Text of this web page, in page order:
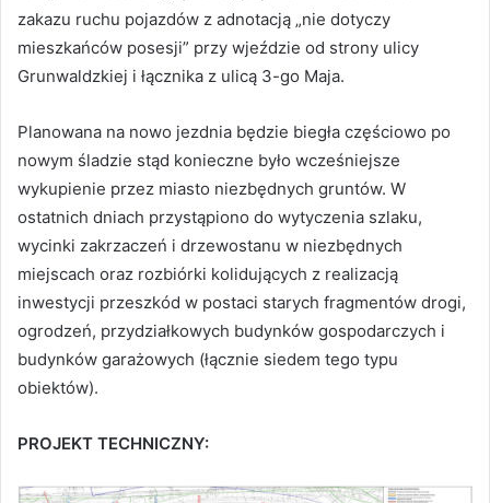
zakazu ruchu pojazdów z adnotacją „nie dotyczy
mieszkańców posesji” przy wjeździe od strony ulicy
Grunwaldzkiej i łącznika z ulicą 3-go Maja.
Planowana na nowo jezdnia będzie biegła częściowo po
nowym śladzie stąd konieczne było wcześniejsze
wykupienie przez miasto niezbędnych gruntów. W
ostatnich dniach przystąpiono do wytyczenia szlaku,
wycinki zakrzaczeń i drzewostanu w niezbędnych
miejscach oraz rozbiórki kolidujących z realizacją
inwestycji przeszkód w postaci starych fragmentów drogi,
ogrodzeń, przydziałkowych budynków gospodarczych i
budynków garażowych (łącznie siedem tego typu
obiektów).
PROJEKT TECHNICZNY: